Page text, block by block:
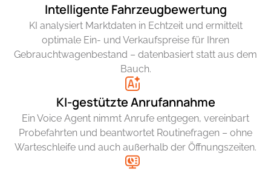
Intelligente Fahrzeugbewertung
KI analysiert Marktdaten in Echtzeit und ermittelt
optimale Ein- und Verkaufspreise für Ihren
Gebrauchtwagenbestand – datenbasiert statt aus dem
Bauch.
KI-gestützte Anrufannahme
Ein Voice Agent nimmt Anrufe entgegen, vereinbart
Probefahrten und beantwortet Routinefragen – ohne
Warteschleife und auch außerhalb der Öffnungszeiten.